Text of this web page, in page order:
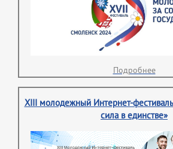
Подробнее
XIII молодежный Интернет-
сила в единстве»